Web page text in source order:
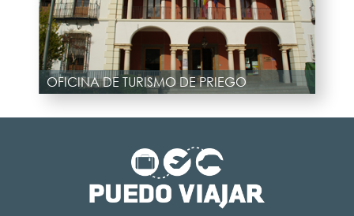
OFICINA DE TURISMO DE PRIEGO